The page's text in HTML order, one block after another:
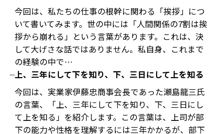
今回は、私たちの仕事の根幹に関わる「挨拶」につ
いて書いてみます。世の中には「人間関係の7割は挨
拶から崩れる」という言葉があります。これは、決
して大げさな話ではありません。私自身、これまで
の経験の中で…
上、三年にして下を知り、下、三日にして上を知る
今回は、実業家伊藤忠商事会長であった瀬島龍三氏
の言葉、「上、三年にして下を知り、下、三日にし
て上を知る」を紹介します。この言葉は、上司が部
下の能力や性格を理解するには三年かかるが、部下